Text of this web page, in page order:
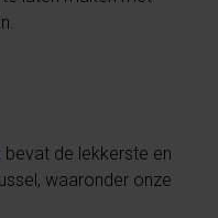
bevat de lekkerste en
waaronder onze